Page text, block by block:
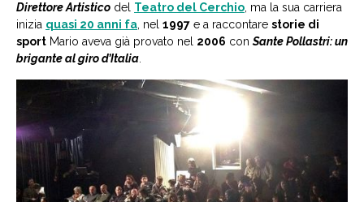
Direttore Artistico del Teatro del Cerchio , ma la sua carriera
inizia quasi 20 anni fa , nel 1997 e a raccontare storie di
sport Mario aveva già provato nel 2006 conSante Pollastri: un
brigante al giro d’Italia